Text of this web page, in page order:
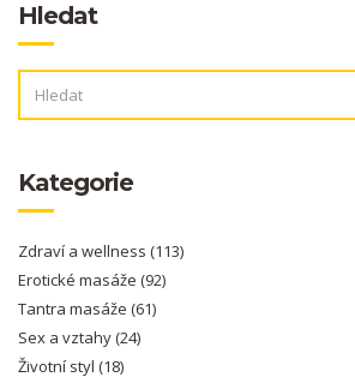
Hledat
Kategorie
Zdraví a wellness (113)
Erotické masáže (92)
Tantra masáže (61)
Sex a vztahy(24)
Životní styl (18)